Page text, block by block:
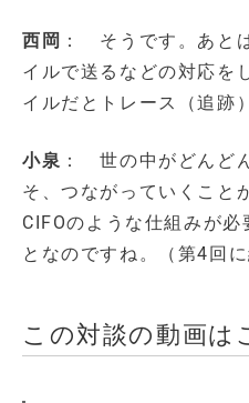
西岡 ： そうです。あと
イルで送るなどの対応を
イルだとトレース（追跡
小泉 ： 世の中がどんど
そ、つながっていくこと
CIFOのような仕組みが
となのですね。（第4回に
この対談の動画は